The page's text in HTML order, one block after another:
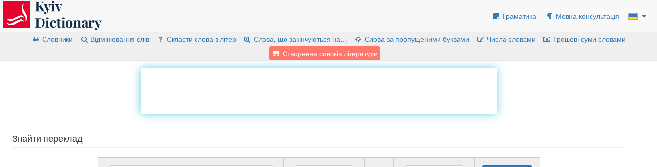
Граматика Мовна консультація
Словники Відмінювання слів Скласти слова з літер Слова, що закінчуються на… Слова за пропущеними буквами Числа словами
Грошові суми словами
Створення списків літератури
Знайти переклад